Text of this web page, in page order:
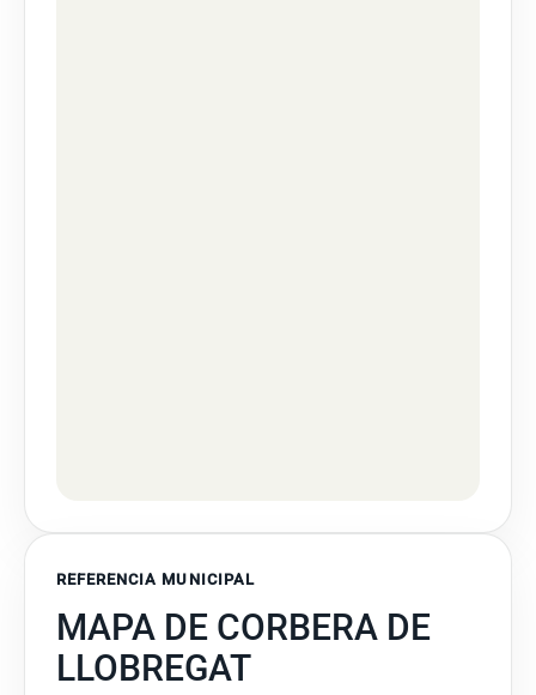
REFERENCIA MUNICIPAL
MAPA DE CORBERA DE
LLOBREGAT